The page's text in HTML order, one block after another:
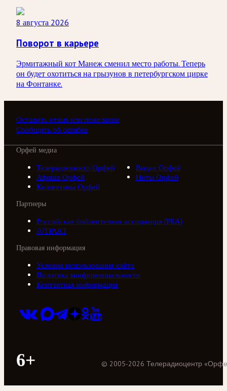
8 августа 2026
Поворот в карьере
Эрмитажный кот Манеж сменил место работы. Теперь
он будет охотиться на грызунов в петербургском цирке
на Фонтанке.
Оставить отзыв или пожелание
Сообщить об ошибке
Орфей медиа
Телерадиоцентр Орфей
Видео Орфей
Афиша Орфей
Ноты Орфей
Коллективы Орфей
Партнеры
Российская библиотечная ассоциация (РБА)
///ТРАКТ
Правовая информация
Условия использования сайта
Политика конфиденциальности
Контактная информация
6+ © 2005-2026 Телерадиоцентр